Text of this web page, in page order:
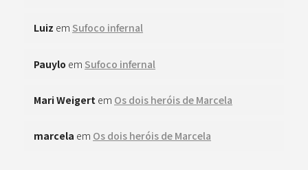
Luiz em Sufoco infernal
Pauylo em Sufoco infernal
Mari Weigert em Os dois heróis de Marcela
marcela em Os dois heróis de Marcela